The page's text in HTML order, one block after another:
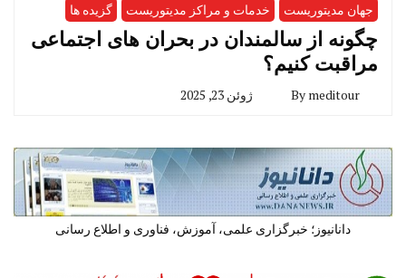
جهان مدیتوریست
خدمات و مراکز مدیتوریست گزیده ها
چگونه از سالمندان در بحران های اجتماعی
مراقبت کنیم؟
By meditour ژوئن 23, 2025
دانانیوز؛ خبرگزاری علمی، آموزش، فناوری و اطلاع رسانی